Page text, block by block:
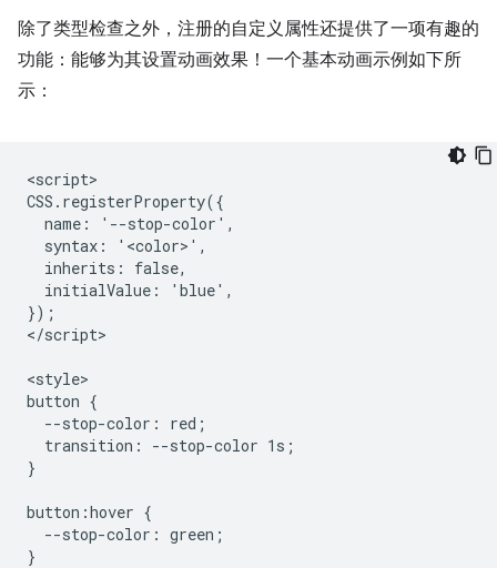
除了类型检查之外，注册的自定义属性还提供了一项有趣的
功能：能够为其设置动画效果！一个基本动画示例如下所
示：
<script>
CSS.registerProperty({
  name: '--stop-color',
  syntax: '<color>',
  inherits: false,
  initialValue: 'blue',
});
</script>
<style>
button {
  --stop-color: red;
  transition: --stop-color 1s;
}
button:hover {
  --stop-color: green;
}